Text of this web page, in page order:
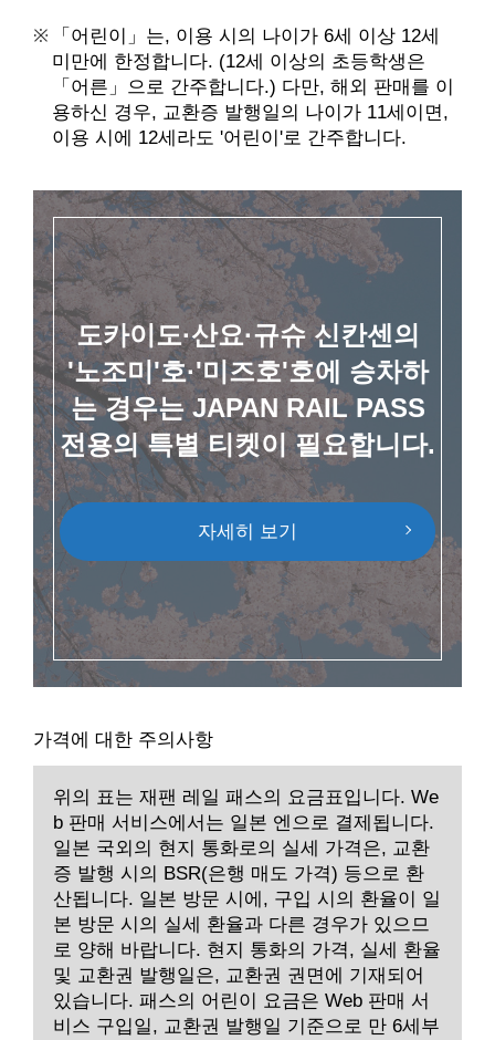
「어린이」는, 이용 시의 나이가 6세 이상 12세
미만에 한정합니다. (12세 이상의 초등학생은
「어른」으로 간주합니다.) 다만, 해외 판매를 이
용하신 경우, 교환증 발행일의 나이가 11세이면,
이용 시에 12세라도 '어린이'로 간주합니다.
도카이도·산요·규슈 신칸센의
'노조미'호·'미즈호'호에 승차하
는 경우는 JAPAN RAIL PASS
전용의 특별 티켓이 필요합니다.
자세히 보기
가격에 대한 주의사항
위의 표는 재팬 레일 패스의 요금표입니다. We
b 판매 서비스에서는 일본 엔으로 결제됩니다.
일본 국외의 현지 통화로의 실세 가격은, 교환
증 발행 시의 BSR(은행 매도 가격) 등으로 환
산됩니다. 일본 방문 시에, 구입 시의 환율이 일
본 방문 시의 실세 환율과 다른 경우가 있으므
로 양해 바랍니다. 현지 통화의 가격, 실세 환율
및 교환권 발행일은, 교환권 권면에 기재되어
있습니다. 패스의 어린이 요금은 Web 판매 서
비스 구입일, 교환권 발행일 기준으로 만 6세부